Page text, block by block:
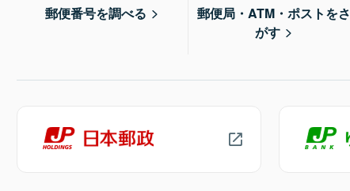
郵便番号を調べる
郵便局・ATM・ポストをさ
がす